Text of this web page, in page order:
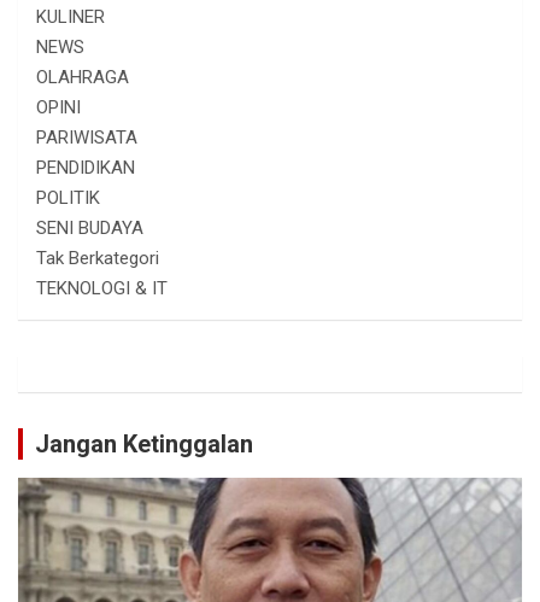
KULINER
NEWS
OLAHRAGA
OPINI
PARIWISATA
PENDIDIKAN
POLITIK
SENI BUDAYA
Tak Berkategori
TEKNOLOGI & IT
Jangan Ketinggalan